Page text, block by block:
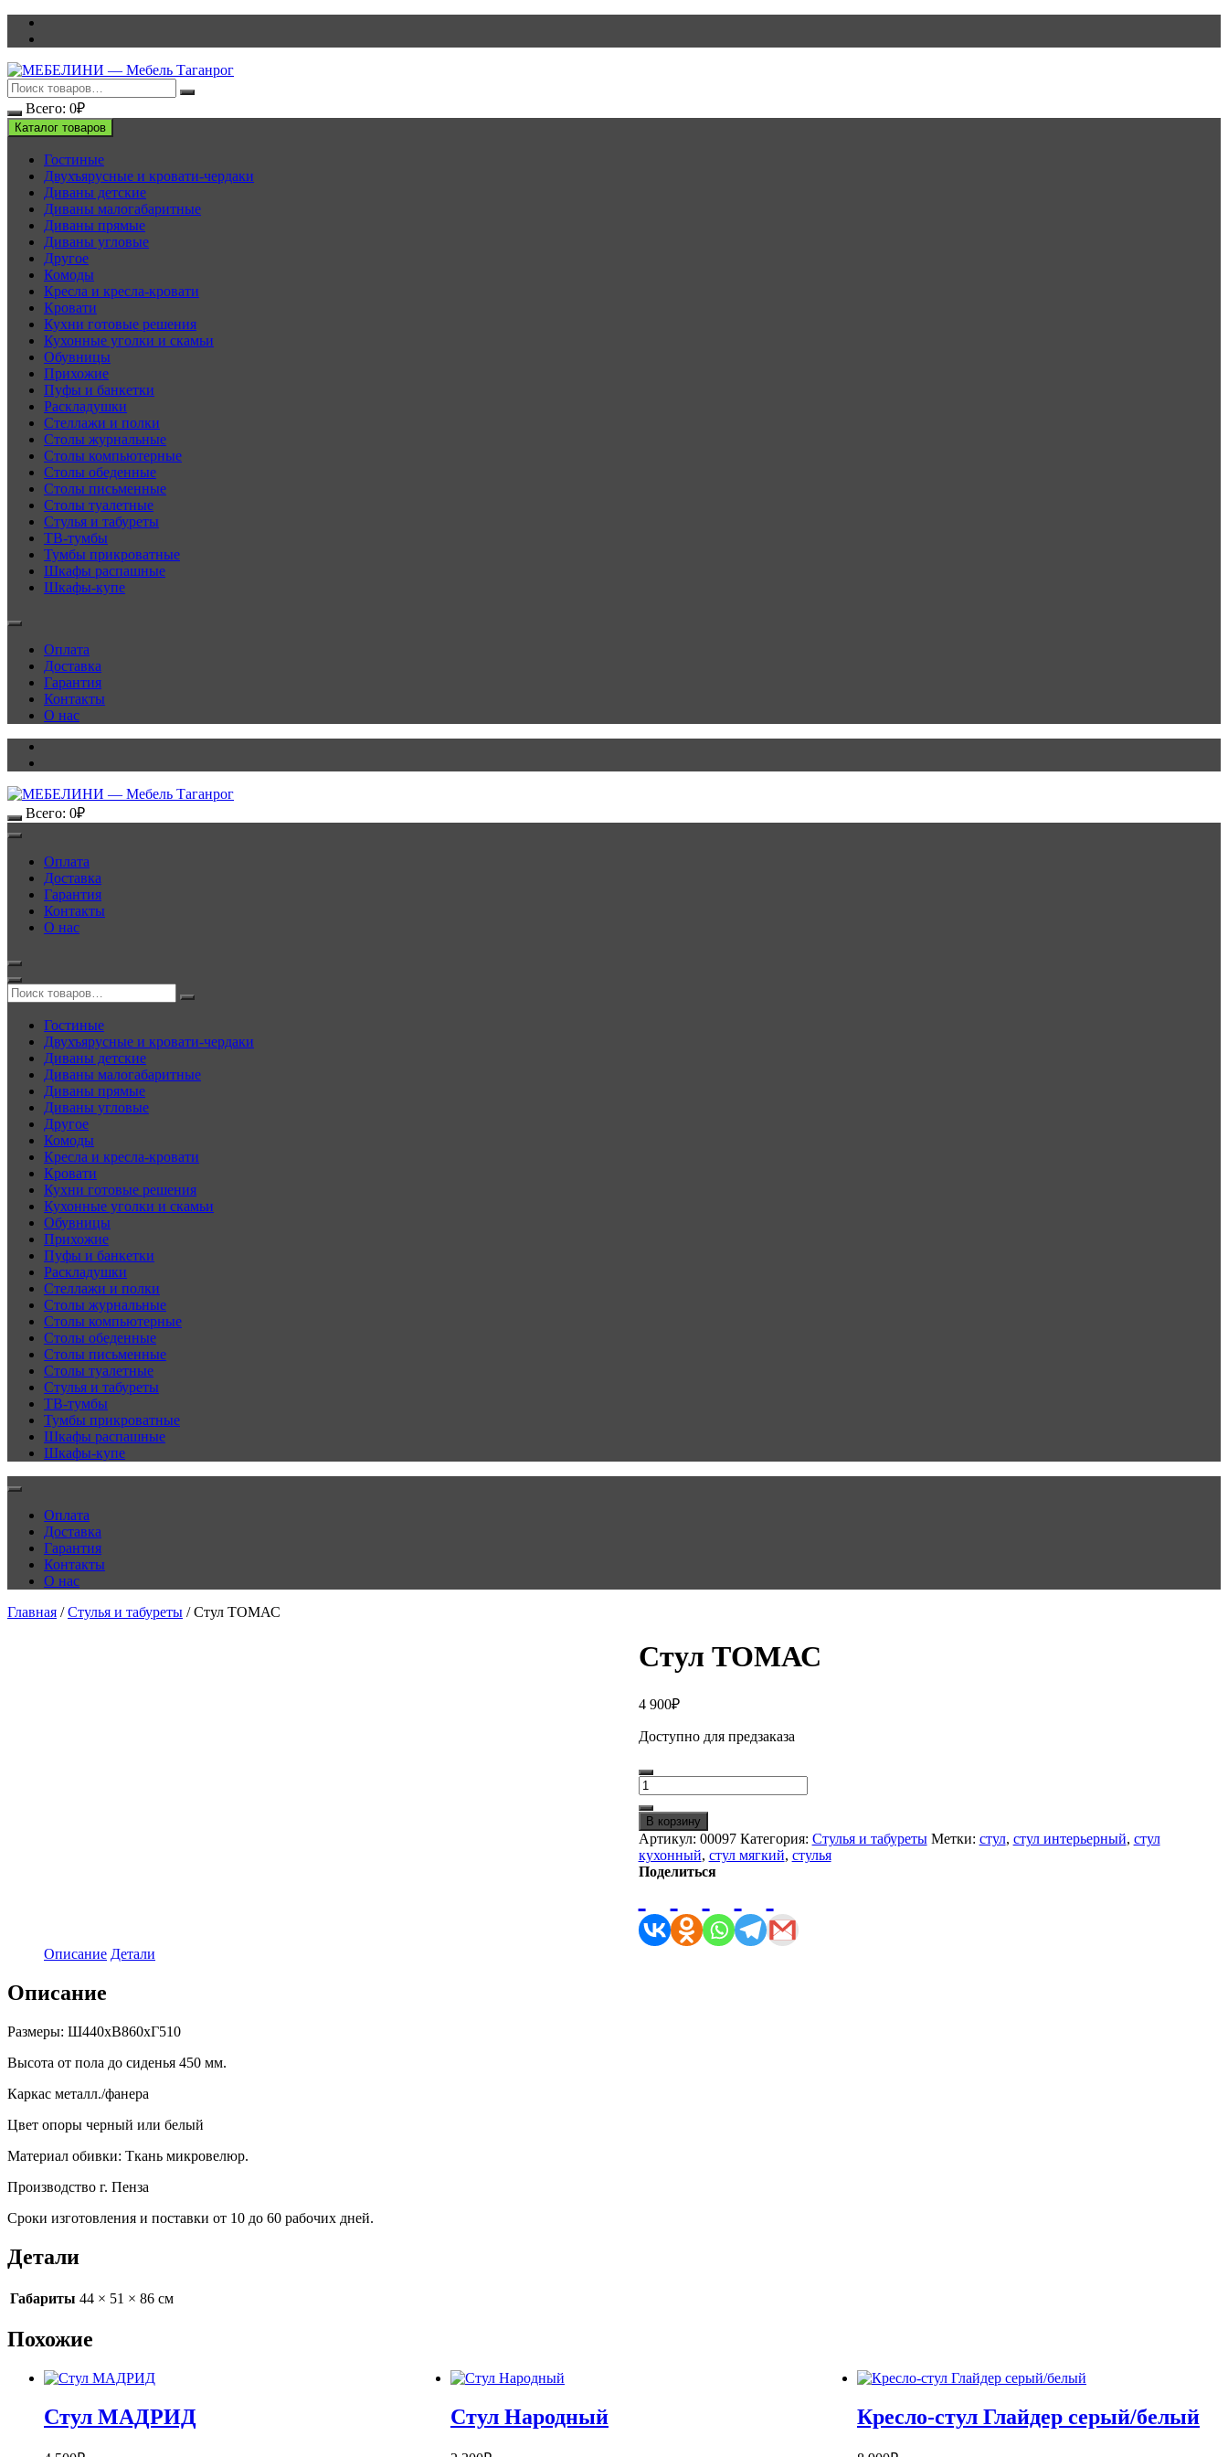
Перейти
Всего: 0₽
Каталог товаров
Гостиные
Двухъярусные и кровати-чердаки
Диваны детские
Диваны малогабаритные
Диваны прямые
Диваны угловые
Другое
Комоды
Кресла и кресла-кровати
Кровати
Кухни готовые решения
Кухонные уголки и скамьи
Обувницы
Прихожие
Пуфы и банкетки
Раскладушки
Стеллажи и полки
Столы журнальные
Столы компьютерные
Столы обеденные
Столы письменные
Столы туалетные
Стулья и табуреты
ТВ-тумбы
Тумбы прикроватные
Шкафы распашные
Шкафы-купе
Оплата
Доставка
Гарантия
Контакты
О нас
Всего: 0₽
Оплата
Доставка
Гарантия
Контакты
О нас
Гостиные
Двухъярусные и кровати-чердаки
Диваны детские
Диваны малогабаритные
Диваны прямые
Диваны угловые
Другое
Комоды
Кресла и кресла-кровати
Кровати
Кухни готовые решения
Кухонные уголки и скамьи
Обувницы
Прихожие
Пуфы и банкетки
Раскладушки
Стеллажи и полки
Столы журнальные
Столы компьютерные
Столы обеденные
Столы письменные
Столы туалетные
Стулья и табуреты
ТВ-тумбы
Тумбы прикроватные
Шкафы распашные
Шкафы-купе
Оплата
Доставка
Гарантия
Контакты
О нас
Главная /Стулья и табуреты / Стул ТОМАС
Стул ТОМАС
4 900₽
Доступно для предзаказа
Количество
товара
Стул
ТОМАС
В корзину
Артикул: 00097 Категория: Стулья и табуреты Метки: стул, стул интерьерный, стул
кухонный, стул мягкий, стулья
Поделиться
Описание Детали
Описание
Размеры: Ш440хВ860хГ510
Высота от пола до сиденья 450 мм.
Каркас металл./фанера
Цвет опоры черный или белый
Материал обивки: Ткань микровелюр.
Производство г. Пенза
Сроки изготовления и поставки от 10 до 60 рабочих дней.
Детали
Габариты 44 × 51 × 86 см
Похожие
Стул МАДРИД Стул Народный Кресло-стул Глайдер серый/белый